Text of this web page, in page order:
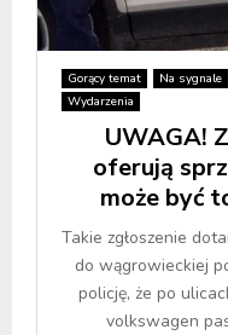
Gorący temat Na sygnale
Wydarzenia
UWAGA!
oferują
może być
Takie zgłoszenie
do wągrowieckiej
policję, że po
volkswagen